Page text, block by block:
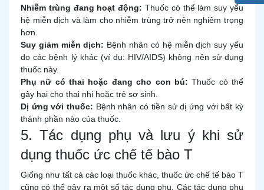
Nhiễm trùng đang hoạt động: Thuốc có thể làm suy yếu
hệ miễn dịch và làm cho nhiễm trùng trở nên nghiêm trọng
hơn.
Suy giảm miễn dịch: Bệnh nhân có hệ miễn dịch suy yếu
do các bệnh lý khác (ví dụ: HIV/AIDS) không nên sử dụng
thuốc này.
Phụ nữ có thai hoặc đang cho con bú: Thuốc có thể
gây hại cho thai nhi hoặc trẻ sơ sinh.
Dị ứng với thuốc: Bệnh nhân có tiền sử dị ứng với bất kỳ
thành phần nào của thuốc.
5. Tác dụng phụ và lưu ý khi sử
dụng thuốc ức chế tế bào T
Giống như tất cả các loại thuốc khác, thuốc ức chế tế bào T
cũng có thể gây ra một số tác dụng phụ. Các tác dụng phụ